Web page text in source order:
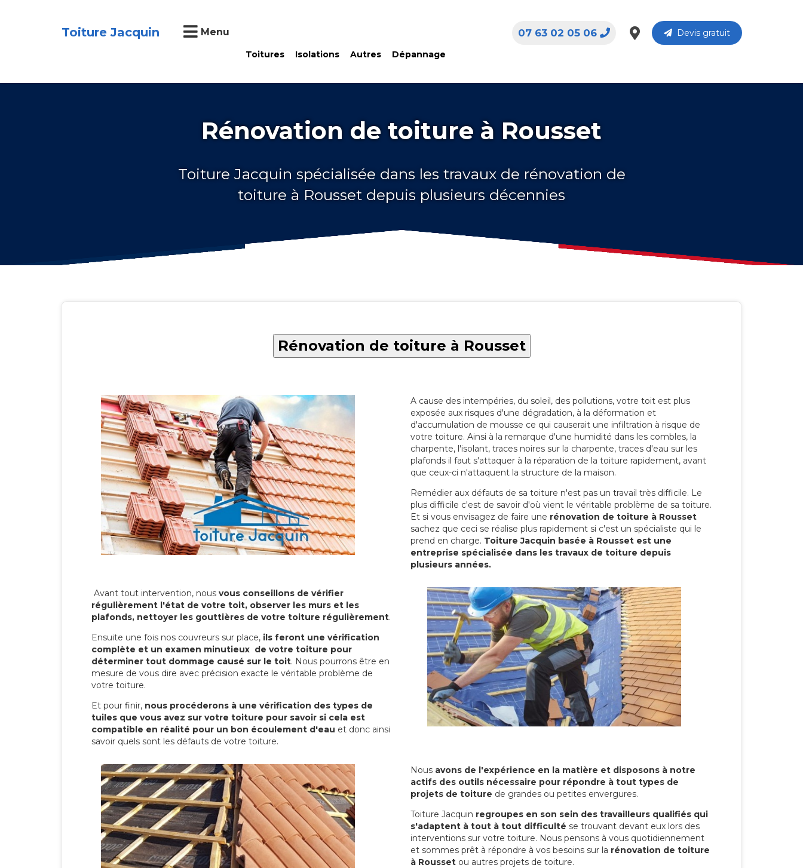
Toiture Jacquin Menu
Toitures Isolations Autres Dépannage
Devis gratuit
07 63 02 05 06
Rénovation de toiture à Rousset
Toiture Jacquin spécialisée dans les travaux de rénovation de
toiture à Rousset depuis plusieurs décennies
Rénovation de toiture à Rousset
A cause des intempéries, du soleil, des pollutions, votre toit est plus
exposée aux risques d'une dégradation, à la déformation et
d'accumulation de mousse ce qui causerait une infiltration à risque de
votre toiture. Ainsi à la remarque d'une humidité dans les combles, la
charpente, l'isolant, traces noires sur la charpente, traces d'eau sur les
plafonds il faut s'attaquer à la réparation de la toiture rapidement, avant
que ceux-ci n'attaquent la structure de la maison.
Remédier aux défauts de sa toiture n'est pas un travail très difficile. Le
plus difficile c'est de savoir d'où vient le véritable problème de sa toiture.
Et si vous envisagez de faire une rénovation de toiture à Rousset
sachez que ceci se réalise plus rapidement si c'est un spécialiste qui le
prend en charge. Toiture Jacquin basée à Rousset est une
entreprise spécialisée dans les travaux de toiture depuis
plusieurs années.
Avant tout intervention, nous vous conseillons de vérifier
régulièrement l'état de votre toit, observer les murs et les
plafonds, nettoyer les gouttières de votre toiture régulièrement.
Ensuite une fois nos couvreurs sur place, ils feront une vérification
complète et un examen minutieux de votre toiture pour
déterminer tout dommage causé sur le toit. Nous pourrons être en
mesure de vous dire avec précision exacte le véritable problème de
votre toiture.
Et pour finir, nous procéderons à une vérification des types de
tuiles que vous avez sur votre toiture pour savoir si cela est
compatible en réalité pour un bon écoulement d'eau et donc ainsi
savoir quels sont les défauts de votre toiture.
Nous avons de l'expérience en la matière et disposons à notre
actifs des outils nécessaire pour répondre à tout types de
projets de toiture de grandes ou petites envergures.
Toiture Jacquin regroupes en son sein des travailleurs qualifiés qui
s'adaptent à tout à tout difficulté se trouvant devant eux lors des
interventions sur votre toiture. Nous pensons à vous quotidiennement
et sommes prêt à répondre à vos besoins sur la rénovation de toiture
à Rousset ou autres projets de toiture.